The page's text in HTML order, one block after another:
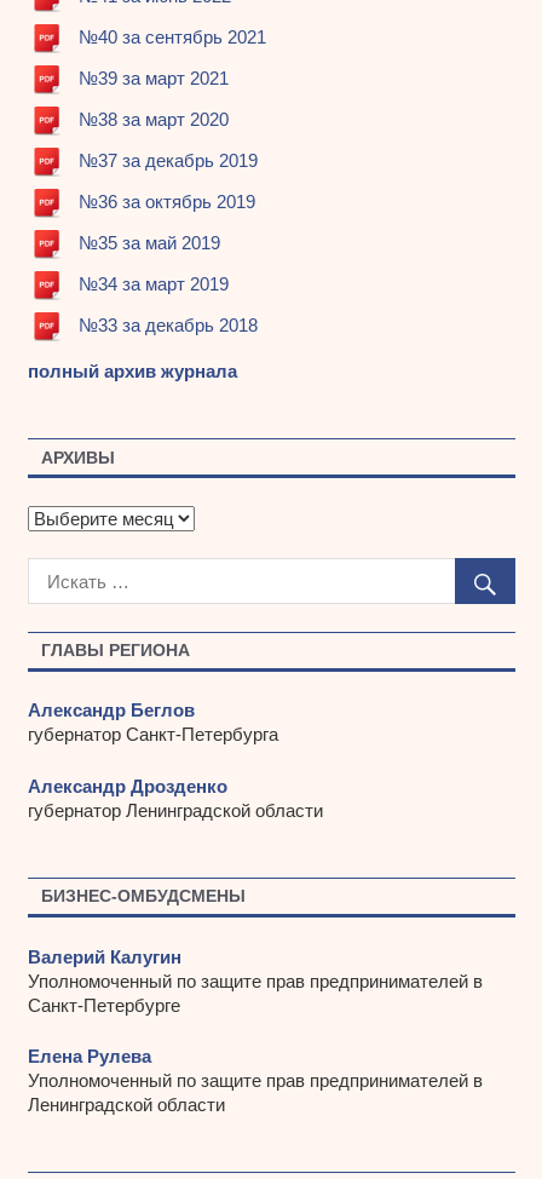
ГЛАВЫ РЕГИОНА
Александр Беглов
губернатор Санкт-Петербурга
Александр Дрозденко
губернатор Ленинградской области
БИЗНЕС-ОМБУДСМЕНЫ
Валерий Калугин
Уполномоченный по защите прав предпринимателей в
Санкт-Петербурге
Елена Рулева
Уполномоченный по защите прав предпринимателей в
Ленинградской области
№40 за сентябрь 2021
№39 за март 2021
№38 за март 2020
№37 за декабрь 2019
№36 за октябрь 2019
№35 за май 2019
№34 за март 2019
№33 за декабрь 2018
полный архив журнала
АРХИВЫ
А
х
ы